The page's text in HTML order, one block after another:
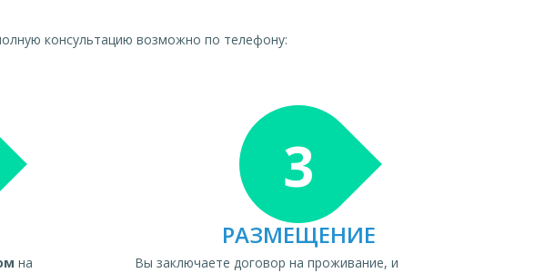
консультацию возможно по телефону:
на
3
РАЗМЕЩЕНИЕ
Вы заключаете договор на проживание, и